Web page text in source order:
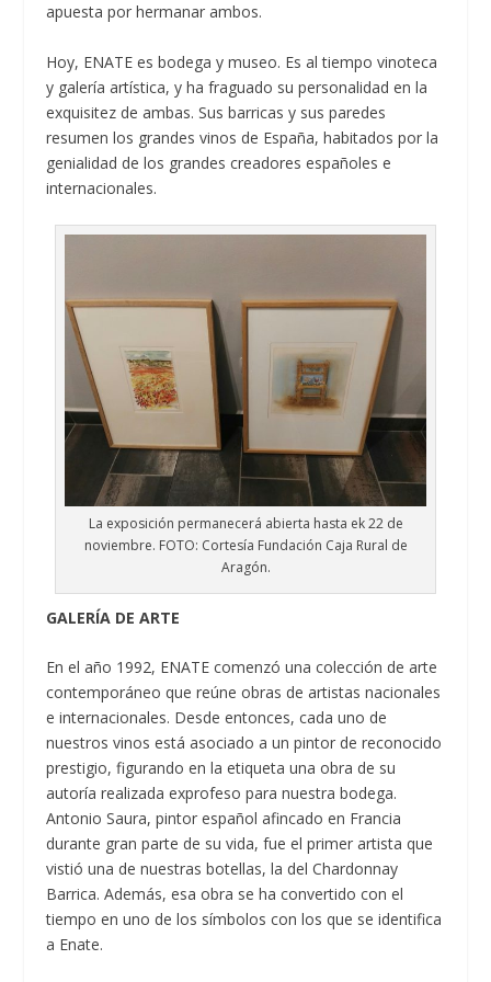
apuesta por hermanar ambos.
Hoy, ENATE es bodega y museo. Es al tiempo vinoteca
y galería artística, y ha fraguado su personalidad en la
exquisitez de ambas. Sus barricas y sus paredes
resumen los grandes vinos de España, habitados por la
genialidad de los grandes creadores españoles e
internacionales.
La exposición permanecerá abierta hasta ek 22 de
noviembre. FOTO: Cortesía Fundación Caja Rural de
Aragón.
GALERÍA DE ARTE
En el año 1992, ENATE comenzó una colección de arte
contemporáneo que reúne obras de artistas nacionales
e internacionales. Desde entonces, cada uno de
nuestros vinos está asociado a un pintor de reconocido
prestigio, figurando en la etiqueta una obra de su
autoría realizada exprofeso para nuestra bodega.
Antonio Saura, pintor español afincado en Francia
durante gran parte de su vida, fue el primer artista que
vistió una de nuestras botellas, la del Chardonnay
Barrica. Además, esa obra se ha convertido con el
tiempo en uno de los símbolos con los que se identifica
a Enate.